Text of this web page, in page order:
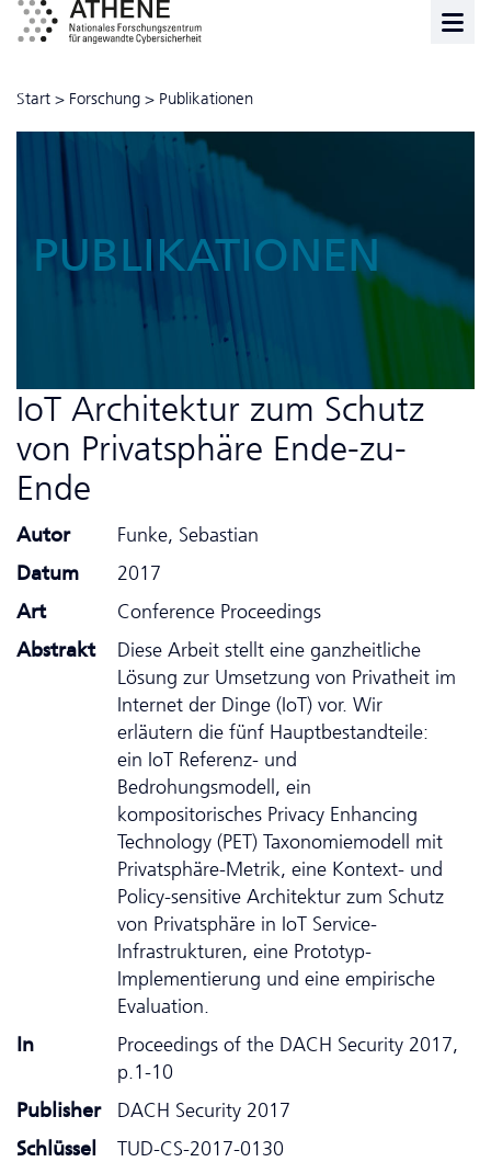
Start > Forschung > Publikationen
PUBLIKATIONEN
IoT Architektur zum Schutz
von Privatsphäre Ende-zu-
Ende
Autor
Funke, Sebastian
Datum
2017
Art
Conference Proceedings
Abstrakt
Diese Arbeit stellt eine ganzheitliche
Lösung zur Umsetzung von Privatheit im
Internet der Dinge (IoT) vor. Wir
erläutern die fünf Hauptbestandteile:
ein IoT Referenz- und
Bedrohungsmodell, ein
kompositorisches Privacy Enhancing
Technology (PET) Taxonomiemodell mit
Privatsphäre-Metrik, eine Kontext- und
Policy-sensitive Architektur zum Schutz
von Privatsphäre in IoT Service-
Infrastrukturen, eine Prototyp-
Implementierung und eine empirische
Evaluation.
In
Proceedings of the DACH Security 2017,
p.1-10
Publisher
DACH Security 2017
Schlüssel
TUD-CS-2017-0130